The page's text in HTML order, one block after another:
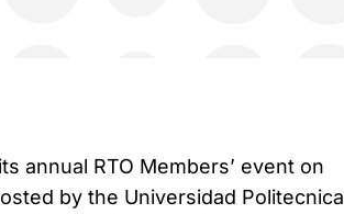
annual RTO Members’ event on
by the Universidad Politecnica